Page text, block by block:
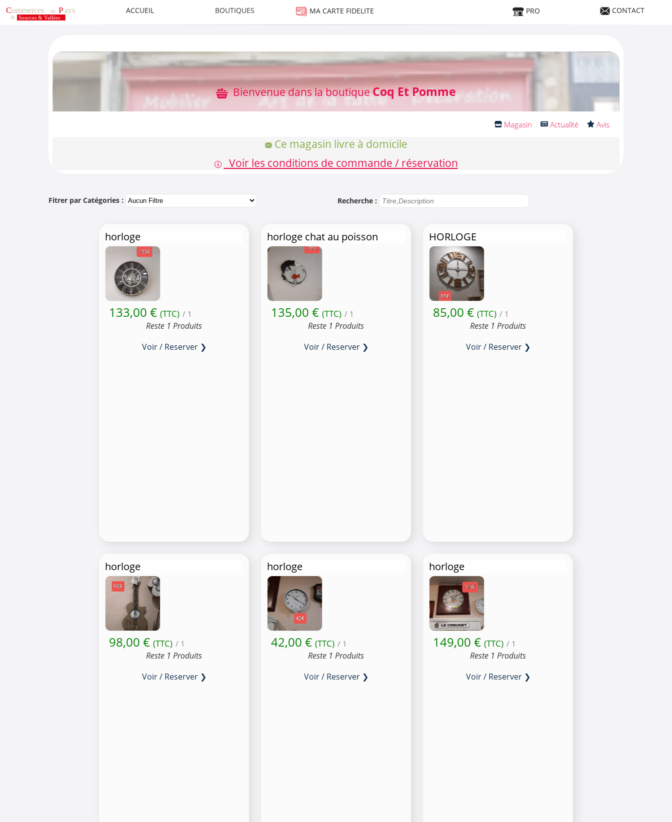
ACCUEIL BOUTIQUES MA CARTE FIDELITE PRO CONTACT
Bienvenue dans la boutiqueCoq Et Pomme
Magasin Actualité Avis
Ce magasin livre à domicile
Voir les conditions de commande / réservation
Fitrer par Catégories : Recherche :
horloge
133,00 € (TTC) / 1
Reste 1 Produits
Voir / Reserver ❯
horloge chat au poisson
135,00 € (TTC) / 1
Reste 1 Produits
Voir / Reserver ❯
HORLOGE
85,00 € (TTC) / 1
Reste 1 Produits
Voir / Reserver ❯
horloge
98,00 € (TTC) / 1
Reste 1 Produits
Voir / Reserver ❯
horloge
42,00 € (TTC) / 1
Reste 1 Produits
Voir / Reserver ❯
horloge
149,00 € (TTC) / 1
Reste 1 Produits
Voir / Reserver ❯